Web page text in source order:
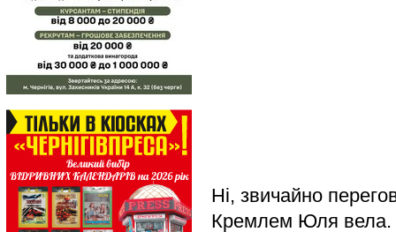
Ні, звичайно
Кремлем Юля вела.